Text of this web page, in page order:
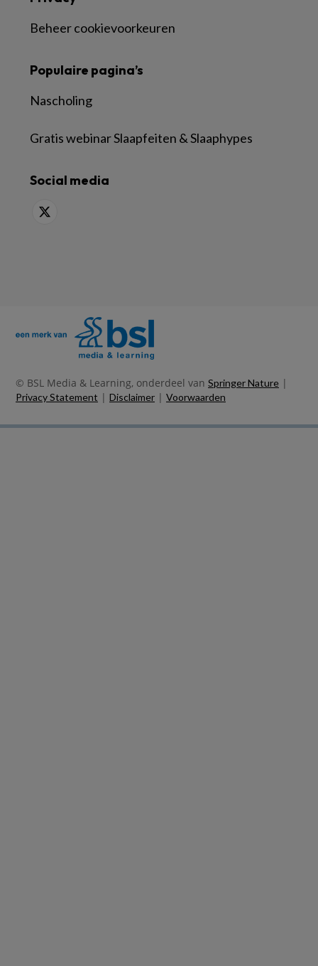
Beheer cookievoorkeuren
Populaire pagina’s
Nascholing
Gratis webinar Slaapfeiten & Slaaphypes
Social media
© BSL Media & Learning, onderdeel van Springer Nature |
Privacy Statement | Disclaimer | Voorwaarden